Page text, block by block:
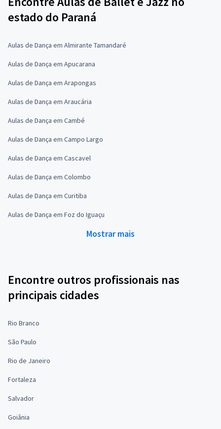
estado do Paraná
Aulas de Dança em Almirante Tamandaré
Aulas de Dança em Apucarana
Aulas de Dança em Arapongas
Aulas de Dança em Araucária
Aulas de Dança em Cambé
Aulas de Dança em Campo Largo
Aulas de Dança em Cascavel
Aulas de Dança em Colombo
Aulas de Dança em Curitiba
Aulas de Dança em Foz do Iguaçu
Mostrar mais
Encontre outros profissionais nas
principais cidades
Rio Branco
São Paulo
Rio de Janeiro
Fortaleza
Salvador
Goiânia